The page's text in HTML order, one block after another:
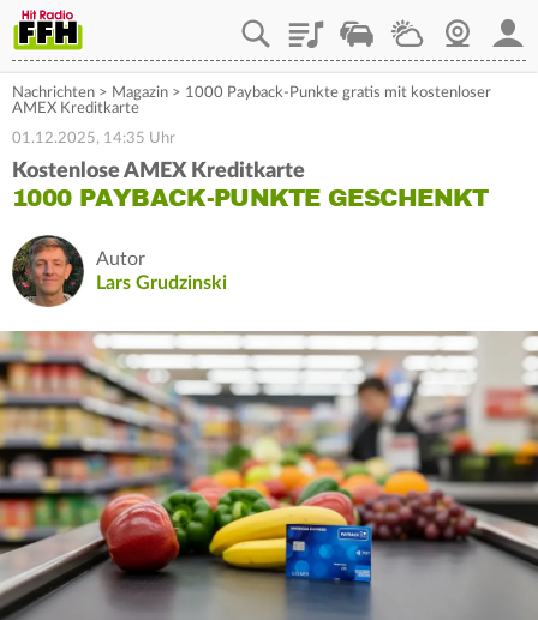
PlaylistStaupilotWetterWebcam
Nachrichten > Magazin > 1000 Payback-Punkte gratis mit kostenloser
AMEX Kreditkarte
01.12.2025, 14:35 Uhr
Kostenlose AMEX Kreditkarte
1000 PAYBACK-PUNKTE GESCHENKT
Autor
Lars Grudzinski